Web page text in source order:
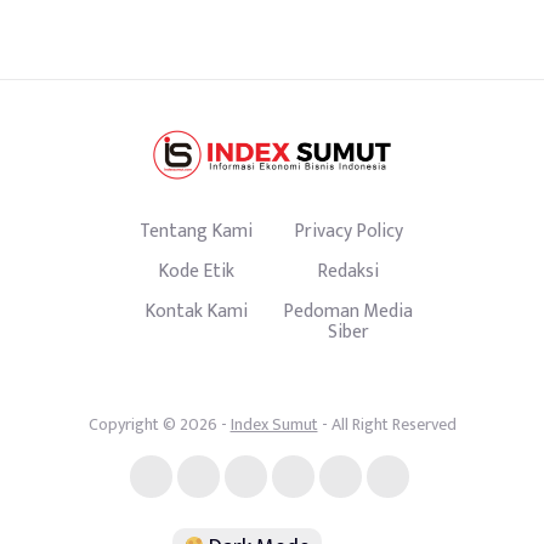
Tentang Kami
Privacy Policy
Kode Etik
Redaksi
Kontak Kami
Pedoman Media
Siber
Copyright © 2026 -Index Sumut- All Right Reserved